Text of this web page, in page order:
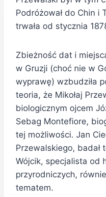
Podróżował do Chin i
trwała od stycznia
Zbieżność dat i
w Gruzji (choć nie w
wyprawę) wzbudziła
teoria, że Mikołaj
biologicznym ojcem
Sebag Montefiore,
tej możliwości. Jan
Przewalskiego, badał
Wójcik, specjalista od
przyrodniczych,
tematem.